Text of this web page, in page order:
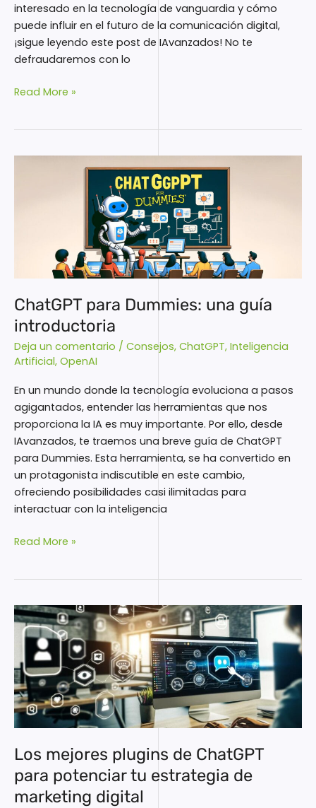
interesado en la tecnología de vanguardia y cómo
puede influir en el futuro de la comunicación digital,
¡sigue leyendo este post de IAvanzados! No te
defraudaremos con lo
Read More »
ChatGPT para Dummies: una guía
introductoria
Deja un comentario / Consejos, ChatGPT, Inteligencia
Artificial, OpenAI
En un mundo donde la tecnología evoluciona a pasos
agigantados, entender las herramientas que nos
proporciona la IA es muy importante. Por ello, desde
IAvanzados, te traemos una breve guía de ChatGPT
para Dummies. Esta herramienta, se ha convertido en
un protagonista indiscutible en este cambio,
ofreciendo posibilidades casi ilimitadas para
interactuar con la inteligencia
introductoria
Read More »
Los mejores plugins de ChatGPT
para potenciar tu estrategia de
marketing digital
Los
mejores
plugins
de
ChatGPT
para
potenciar
tu
estrategia
marketing
digital